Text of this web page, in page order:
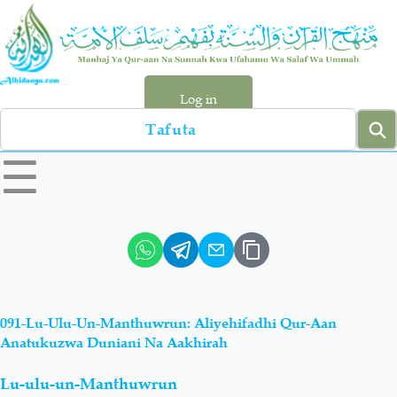
Skip
main
content
Log in
Search
left
sidebar
☰
Hadiyth
Aqiydah Manhaj
Shirki & Kufru
091-Lu-Ulu-Un-Manthuwrun: Aliyehifadhi Qur-Aan
Anatukuzwa Duniani Na Aakhirah
Lu-ulu-un-Manthuwrun